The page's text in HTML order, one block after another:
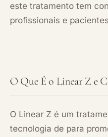
este tratamento tem
profissionais e
O Que É o Linear Z e
O Linear Z é um
tecnologia de para